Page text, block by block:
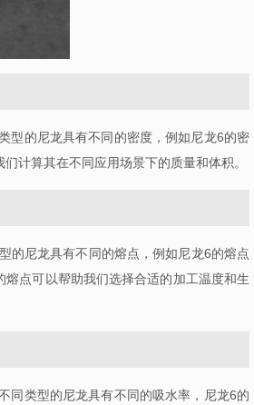
型的尼龙具有不同的密度，例如尼龙6的密
计算其在不同应用场景下的质量和体积。
的尼龙具有不同的熔点，例如尼龙6的熔点
熔点可以帮助我们选择合适的加工温度和生
同类型的尼龙具有不同的吸水率，尼龙6的